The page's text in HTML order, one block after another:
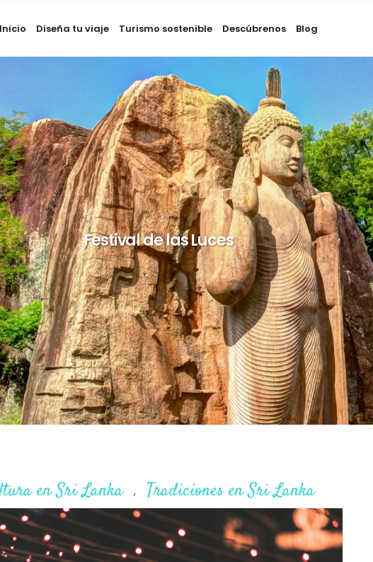
Inicio Diseña tu viaje Turismo sostenible Descúbrenos Blog
Festival de las Luces
en Sri Lanka , Tradiciones en Sri Lanka